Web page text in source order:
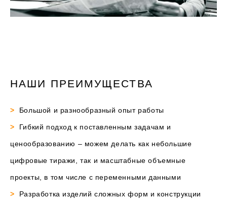
НАШИ ПРЕИМУЩЕСТВА
> Большой и разнообразный опыт работы
> Гибкий подход к поставленным задачам и
ценообразованию – можем делать как небольшие
цифровые тиражи, так и масштабные объемные
проекты, в том числе с переменными данными
> Разработка изделий сложных форм и конструкции